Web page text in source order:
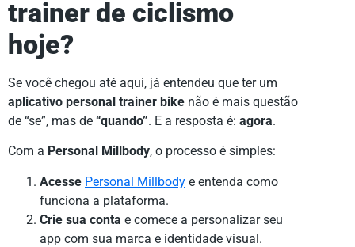
trainer de ciclismo
hoje?
Se você chegou até aqui, já entendeu que ter um
aplicativo personal trainer bike não é mais questão
de “se”, mas de “quando”. E a resposta é: agora.
Com a Personal Millbody, o processo é simples:
Acesse Personal Millbody e entenda como
funciona a plataforma.
Crie sua conta e comece a personalizar seu
app com sua marca e identidade visual.